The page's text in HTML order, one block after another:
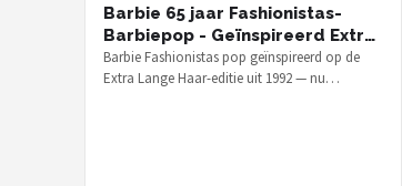
Barbie 65 jaar Fashionistas-
Barbiepop - Geïnspireerd Extra
Lange Haar 1992
Barbie Fashionistas pop geïnspireerd op de
Extra Lange Haar-editie uit 1992 — nu